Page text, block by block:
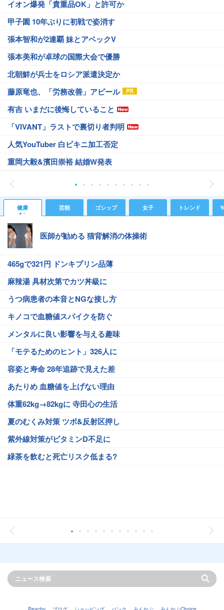
イオン爆発「貴重品OK」と許可か
甲子園 10年ぶりに初戦で姿消す
張本智和が2連覇 妹とアベックV
張本美和が卓球の国際大会で優勝
北朝鮮が兵士をロシア派遣決定か
藤原竜也、「労務改善」アピール
有吉 いまだに後悔していること
「VIVANT」ラストで裏切り者判明
人気YouTuber 白ビキニ加工否定
重岡大毅&濱田崇裕 結婚W発表
健康 芸能 ゴシップ 女子 トレンド
医師が勧める 猫背解消の体操術
465gで321円 ドンキプリン品薄
麻辣湯 具材次第でカツ丼級に
うつ病患者の本音とNGな接し方
キノコで血糖値スパイクを防ぐ
メンタルに良い影響を与える趣味
「モテるためのヒント」326人に
容姿と寿命 28年追跡で見えた差
あたりめ 血糖値を上げない理由
体重62kg→82kgに 寺田心の生活
夏のむくみ対策 ツボ&反射区押し
紫外線対策がビタミンD不足に
緑茶を飲むと死亡リスク低まる?